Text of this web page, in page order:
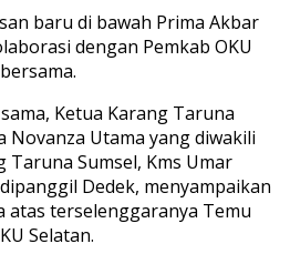
baru di bawah Prima Akbar
dengan Pemkab OKU
Ketua Karang Taruna
Novanza Utama yang diwakili
Taruna Sumsel, Kms Umar
Dedek, menyampaikan
atas terselenggaranya Temu
Selatan.